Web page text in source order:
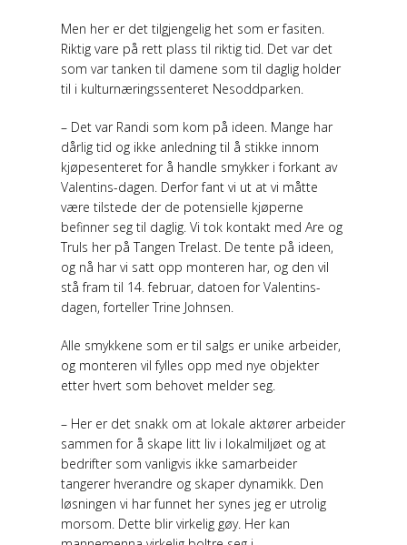
Men her er det tilgjengelig het som er fasiten.
Riktig vare på rett plass til riktig tid. Det var det
som var tanken til damene som til daglig holder
til i kulturnæringssenteret Nesoddparken.
– Det var Randi som kom på ideen. Mange har
dårlig tid og ikke anledning til å stikke innom
kjøpesenteret for å handle smykker i forkant av
Valentins-dagen. Derfor fant vi ut at vi måtte
være tilstede der de potensielle kjøperne
befinner seg til daglig. Vi tok kontakt med Are og
Truls her på Tangen Trelast. De tente på ideen,
og nå har vi satt opp monteren har, og den vil
stå fram til 14. februar, datoen for Valentins-
dagen, forteller Trine Johnsen.
Alle smykkene som er til salgs er unike arbeider,
og monteren vil fylles opp med nye objekter
etter hvert som behovet melder seg.
– Her er det snakk om at lokale aktører arbeider
sammen for å skape litt liv i lokalmiljøet og at
bedrifter som vanligvis ikke samarbeider
tangerer hverandre og skaper dynamikk. Den
løsningen vi har funnet her synes jeg er utrolig
morsom. Dette blir virkelig gøy. Her kan